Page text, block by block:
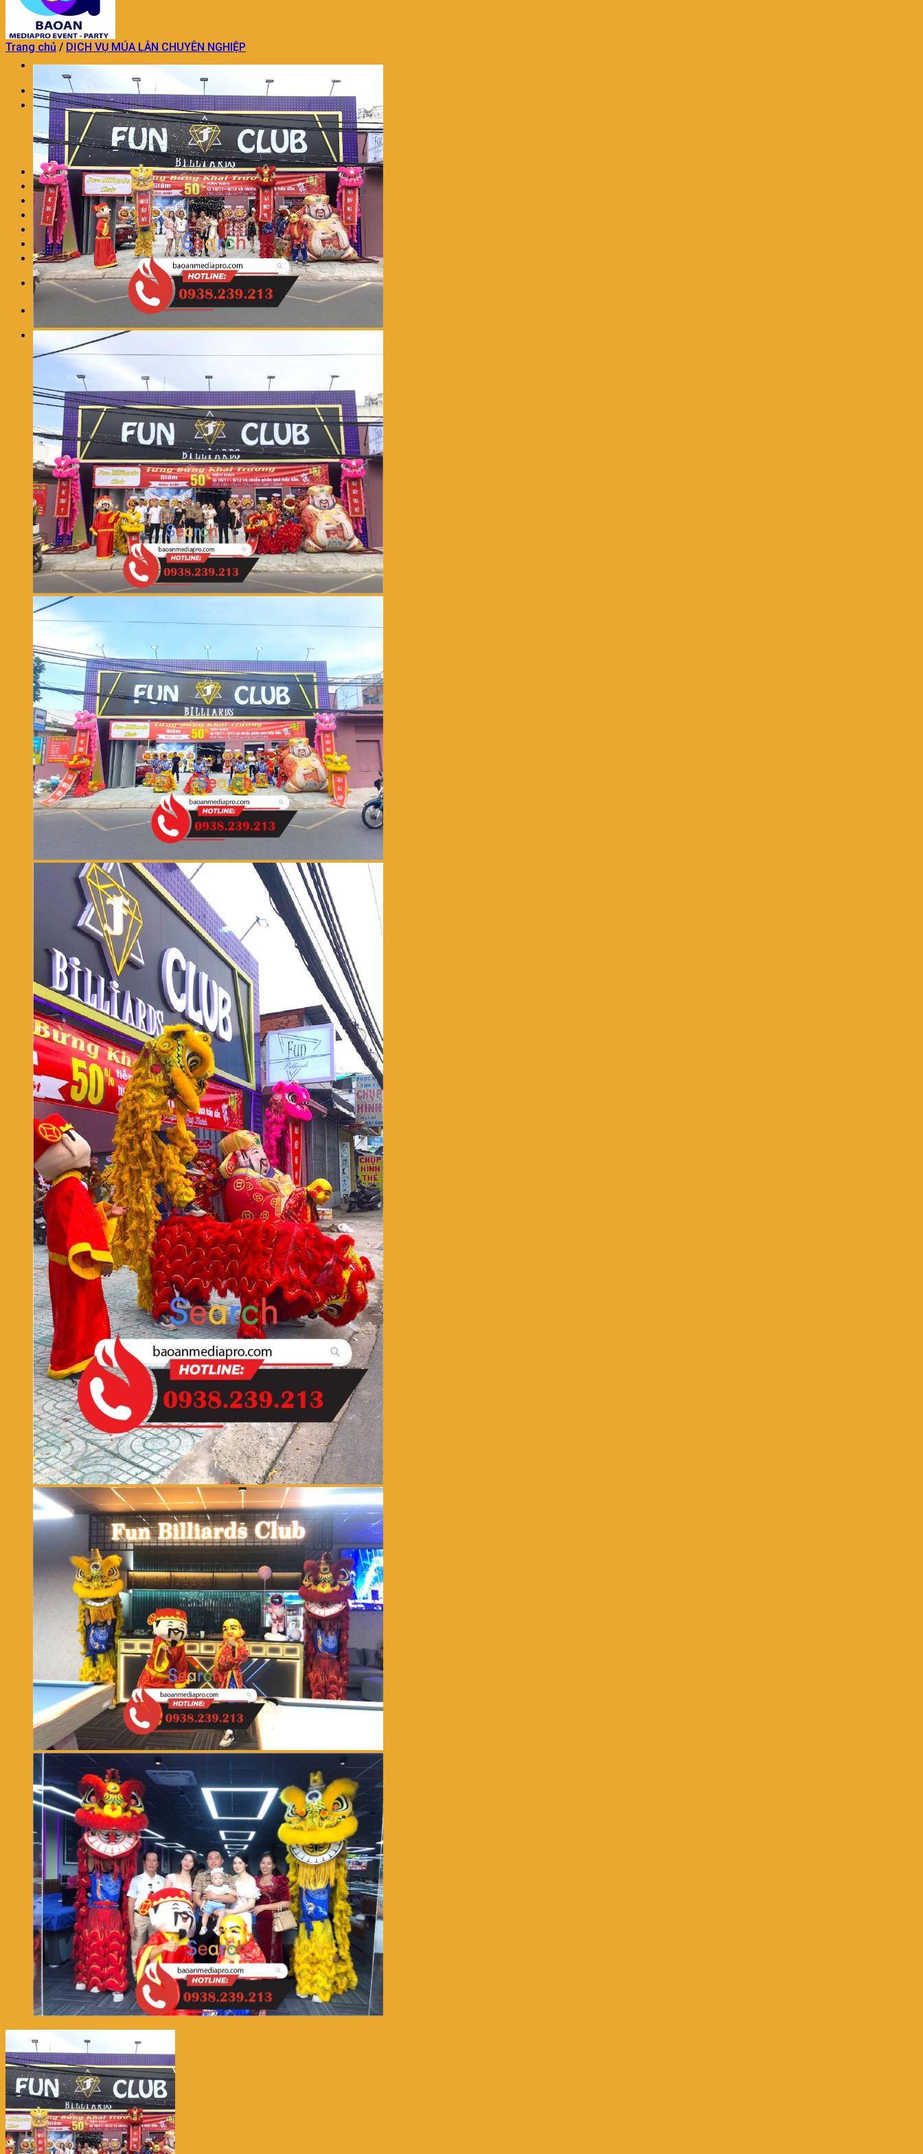
Trang chủ
TỔ CHỨC SỰ KIỆN
TỔ CHỨC SỰ KIỆN KHAI TRƯƠNG
DỊCH VỤ TỔ CHỨC SINH NHẬT
DỊCH VỤ TỔ CHỨC TRUNG THU
TỔ CHỨC SỰ KIỆN TRON GÓI KHÁC
TRANG TRÍ THÔI NÔI SINH NHẬT
DỊCH VỤ MÚA LÂN CHUYÊN NGHIỆP
DỊCH VỤ TRANG TRÍ KHAI TRƯƠNG
DỊCH VỤ NHÂN SỰ SỰ KIỆN
CHO THUÊ ÂM THANH ÁNH SÁNG
LIÊN HỆ
BÁO GIÁ
Chưa có sản phẩm trong giỏ hàng.
Trang chủ / DỊCH VỤ MÚA LÂN CHUYÊN NGHIỆP